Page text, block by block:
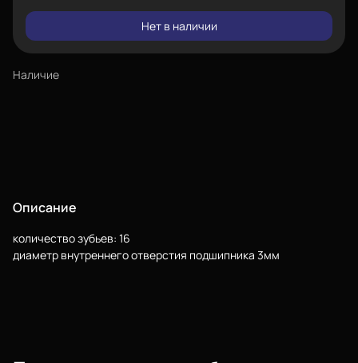
Нет в наличии
Наличие
Описание
количество зубьев: 16
диаметр внутреннего отверстия подшипника 3мм
Еще